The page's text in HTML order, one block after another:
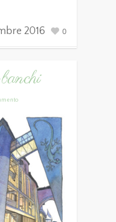
2016 0